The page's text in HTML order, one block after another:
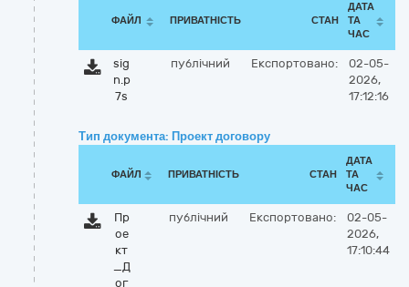
ФАЙЛ ПРИВАТНІСТЬ СТАН
ДАТА
ТА
ЧАС
sig
n.p
7s
публічний Експортовано:
02-05-
2026,
17:12:16
Тип документа: Проект договору
ФАЙЛ ПРИВАТНІСТЬ СТАН
ДАТА
ТА
ЧАС
Пр
ое
кт
_Д
ог
публічний Експортовано:
02-05-
2026,
17:10:44